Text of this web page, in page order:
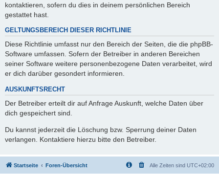
kontaktieren, sofern du dies in deinem persönlichen Bereich
gestattet hast.
GELTUNGSBEREICH DIESER RICHTLINIE
Diese Richtlinie umfasst nur den Bereich der Seiten, die die phpBB-
Software umfassen. Sofern der Betreiber in anderen Bereichen
seiner Software weitere personenbezogene Daten verarbeitet, wird
er dich darüber gesondert informieren.
AUSKUNFTSRECHT
Der Betreiber erteilt dir auf Anfrage Auskunft, welche Daten über
dich gespeichert sind.
Du kannst jederzeit die Löschung bzw. Sperrung deiner Daten
verlangen. Kontaktiere hierzu bitte den Betreiber.
Startseite Foren-Übersicht Alle Zeiten sind UTC+02:00